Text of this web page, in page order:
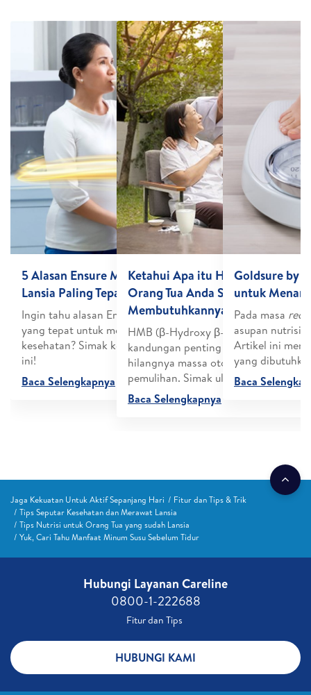
5 Alasan Ensure Merupakan Susu untuk
Lansia Paling Tepat untuk Anda
Ingin tahu alasan Ensure adalah pilihan
yang tepat untuk membantu Anda menjaga
kesehatan? Simak kelima alasannya berikut
ini!
Baca Selengkapnya
Ketahui Apa itu HMB dan
Orang Tua Anda Sangat
Membutuhkannya
HMB (β-Hydroxy β-Methylbutyric)
kandungan penting yang mampu
hilangnya massa otot orang tua di
pemulihan. Simak ulasannya berikut
Baca Selengkapnya
Goldsure by
untuk
Pada masa
asupan nutrisi
Artikel ini
yang
Baca
Jaga Kekuatan Untuk Aktif Sepanjang Hari
Fitur dan Tips & Trik
Tips Seputar Kesehatan dan Merawat Lansia
Tips Nutrisi untuk Orang Tua yang sudah Lansia
Yuk, Cari Tahu Manfaat Minum Susu Sebelum Tidur
Hubungi Layanan Careline​
0800-1-222688​
Fitur dan Tips ​
HUBUNGI KAMI